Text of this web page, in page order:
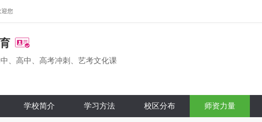
迎您
、高中、高考冲刺、艺考文化课
学校简介 学习方法 校区分布 师资力量